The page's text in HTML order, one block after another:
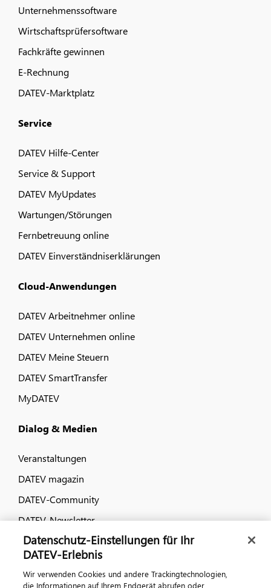
Unternehmenssoftware
Wirtschaftsprüfersoftware
Fachkräfte gewinnen
E-Rechnung
DATEV-Marktplatz
Service
DATEV Hilfe-Center
Service & Support
DATEV MyUpdates
Wartungen/Störungen
Fernbetreuung online
DATEV Einverständniserklärungen
Cloud-Anwendungen
DATEV Arbeitnehmer online
DATEV Unternehmen online
DATEV Meine Steuern
DATEV SmartTransfer
MyDATEV
Dialog & Medien
Veranstaltungen
DATEV magazin
DATEV-Community
DATEV-Newsletter
Kontaktieren Sie uns
Datenschutz-Einstellungen für Ihr
DATEV-Erlebnis
Wir verwenden Cookies und andere Trackingtechnologien,
die Informationen auf Ihrem Endgerät abrufen oder